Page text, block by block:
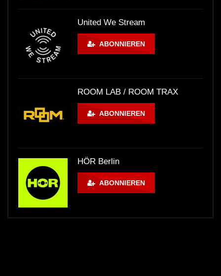
United We Stream
ABONNIEREN
ROOM LAB / ROOM TRAX
ABONNIEREN
HÖR Berlin
ABONNIEREN